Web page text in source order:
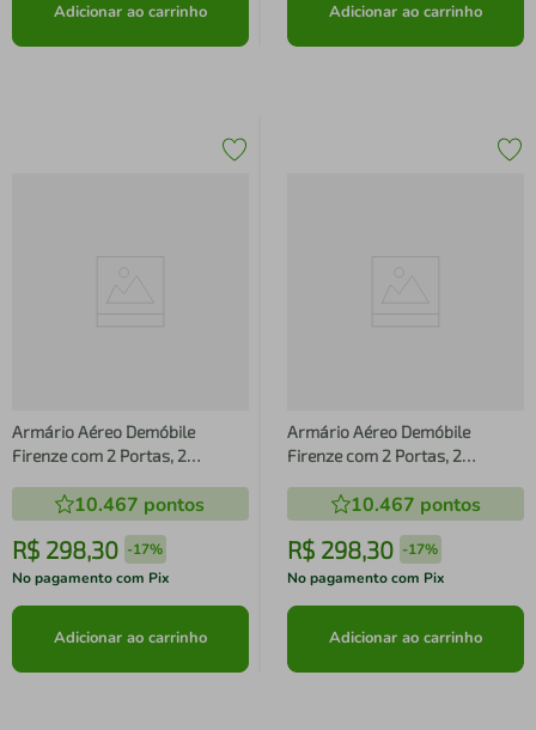
Adicionar ao carrinho Adicionar ao carrinho
Armário Aéreo Demóbile
Firenze com 2 Portas, 2
Amêndoa/Nude Prime TX
10.467 pontos
R$ 298,30 -17%
No pagamento com Pix
Adicionar ao carrinho
Armário Aéreo Demóbile
Firenze com 2 Portas, 2
Amêndoa/Nude Prime TX
10.467 pontos
R$ 298,30 -17%
No pagamento com Pix
Adicionar ao carrinho